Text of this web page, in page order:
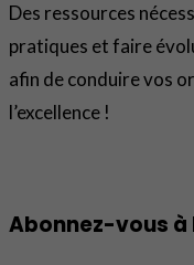
Des ressources
pratiques et faire
afin de conduire vos
l’excellence !
Abonnez-vous